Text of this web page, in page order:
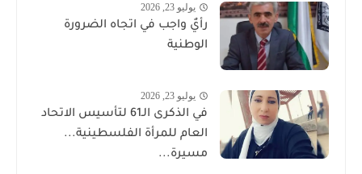
يوليو 23, 2026
رأيٌ واجب في اتجاه الضرورة
الوطنية
يوليو 23, 2026
في الذكرى الـ61 لتأسيس الاتحاد
العام للمرأة الفلسطينية...
مسيرة...